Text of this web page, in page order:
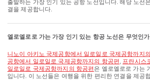
출발하는 가장 인기 있는 공항 노선입니다. 해당 노선
결을 제공합니다.
엘로엘로로 가는 가장 인기 있는 항공 노선은 무엇인
니노이 아키노 국제공항에서 일로일로 국제공항까지
공항에서 일로일로 국제공항까지의 항공편 , 프란시스
일로일로 국제공항까지의 항공편 은 엘로엘로로 가는
입니다. 이 노선들은 여행을 위한 편리한 연결을 제공